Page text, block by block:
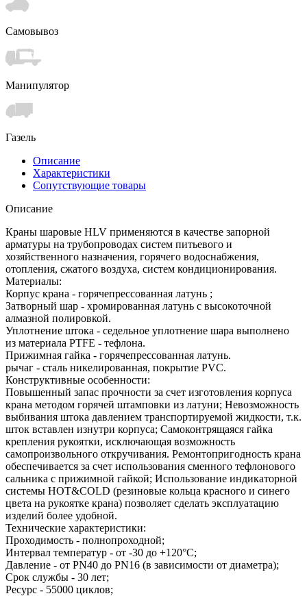
Самовывоз
Манипулятор
Газель
Описание
Характеристики
Сопутствующие товары
Описание
Краны шаровые HLV применяются в качестве запорной
арматуры на трубопроводах систем питьевого и
хозяйственного назначения, горячего водоснабжения,
отопления, сжатого воздуха, систем кондиционирования.
Материалы:
Корпус крана - горячепрессованная латунь ;
Затворный шар - хромированная латунь с высокоточной
алмазной полировкой.
Уплотнение штока - седельное уплотнение шара выполнено
из материала PTFE - тефлона.
Прижимная гайка - горячепрессованная латунь.
рычаг - сталь никелированная, покрытие PVC.
Конструктивные особенности:
Повышенный запас прочности за счет изготовления корпуса
крана методом горячей штамповки из латуни; Невозможность
выбивания штока давлением транспортируемой жидкости, т.к.
шток вставлен изнутри корпуса; Самоконтрящаяся гайка
крепления рукоятки, исключающая возможность
самопроизвольного откручивания. Ремонтопригодность крана
обеспечивается за счет использования сменного тефлонового
сальника с прижимной гайкой; Использование индикаторной
системы HOT&COLD (резиновые кольца красного и синего
цвета на рукоятке крана) позволяет сделать эксплуатацию
изделий более удобной.
Технические характеристики:
Проходимость - полнопроходной;
Интервал температур - от -30 до +120°С;
Давление - от PN40 до PN16 (в зависимости от диаметра);
Срок службы - 30 лет;
Ресурс - 55000 циклов;